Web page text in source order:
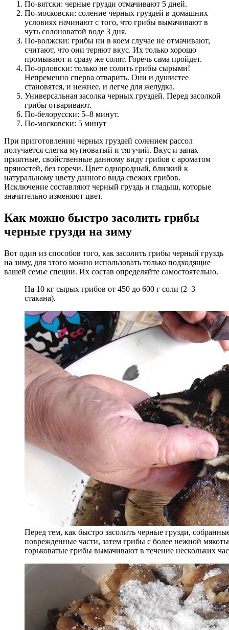
По-вятски: черные грузди отмачивают 5 дней.
По-московски: соление черных груздей в домашних
условиях начинают с того, что грибы вымачивают в
чуть солоноватой воде 3 дня.
По-волжски: грибы ни в коем случае не отмачивают,
считают, что они теряют вкус. Их только хорошо
промывают и сразу же солят. Горечь сама пройдет.
По-орловски: только не солить грибы сырыми!
Непременно сперва отварить. Они и душистее
становятся, и нежнее, и легче для желудка.
Универсальная засолка черных груздей. Перед засолкой
грибы отваривают.
По-белорусски: 5–8 минут.
По-московски: 5 минут
При приготовлении черных груздей солением рассол
получается слегка мутноватый и тягучий. Вкус и запах
приятные, свойственные данному виду грибов с ароматом
пряностей, без горечи. Цвет однородный, близкий к
натуральному цвету данного вида свежих грибов.
Исключение составляют черный груздь и гладыш, которые
значительно изменяют цвет.
Как можно быстро засолить грибы
черные грузди на зиму
Вот один из способов того, как засолить грибы черный груздь
на зиму, для этого можно использовать только подходящие
вашей семье специи. Их состав определяйте самостоятельно.
На 10 кг сырых грибов от 450 до 600 г соли (2–3
стакана).
Перед тем, как быстро засолить черные грузди,
поврежденные части, затем грибы с более нежной
горьковатые грибы вымачивают в течение нескольких